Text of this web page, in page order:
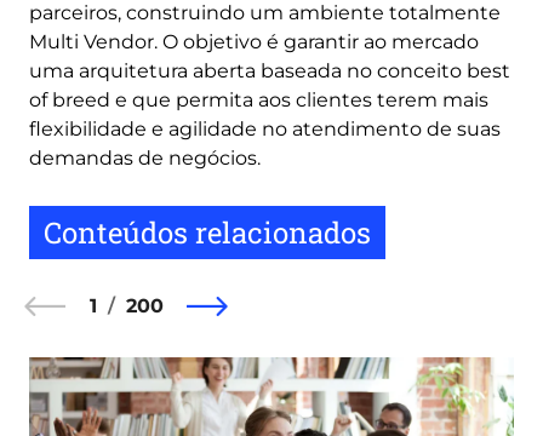
parceiros, construindo um ambiente totalmente
Multi Vendor. O objetivo é garantir ao mercado
uma arquitetura aberta baseada no conceito best
of breed e que permita aos clientes terem mais
flexibilidade e agilidade no atendimento de suas
demandas de negócios.
Conteúdos relacionados
1 200